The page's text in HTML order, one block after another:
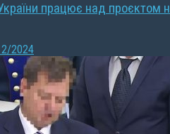
працює над проєктом
2024